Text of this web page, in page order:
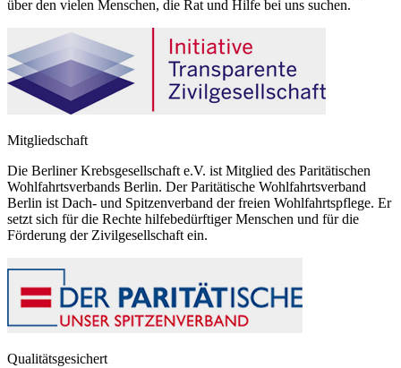
über den vielen Menschen, die Rat und Hilfe bei uns suchen.
Mitgliedschaft
Die Berliner Krebsgesellschaft e.V. ist Mitglied des Paritätischen
Wohlfahrtsverbands Berlin. Der Paritätische Wohlfahrtsverband
Berlin ist Dach- und Spitzenverband der freien Wohlfahrtspflege. Er
setzt sich für die Rechte hilfebedürftiger Menschen und für die
Förderung der Zivilgesellschaft ein.
Qualitätsgesichert